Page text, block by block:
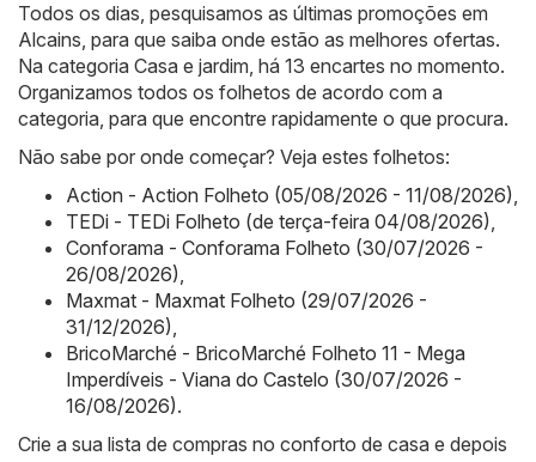
Todos os dias, pesquisamos as últimas promoções em
Alcains, para que saiba onde estão as melhores ofertas.
Na categoria Casa e jardim, há 13 encartes no momento.
Organizamos todos os folhetos de acordo com a
categoria, para que encontre rapidamente o que procura.
Não sabe por onde começar? Veja estes folhetos:
Action - Action Folheto (05/08/2026 - 11/08/2026),
TEDi - TEDi Folheto (de terça-feira 04/08/2026),
Conforama - Conforama Folheto (30/07/2026 -
26/08/2026),
Maxmat - Maxmat Folheto (29/07/2026 -
31/12/2026),
BricoMarché - BricoMarché Folheto 11 - Mega
Imperdíveis - Viana do Castelo (30/07/2026 -
16/08/2026).
Crie a sua lista de compras no conforto de casa e depois